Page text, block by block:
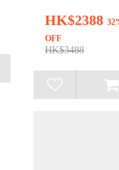
HK$2388
OFF
HK$3488